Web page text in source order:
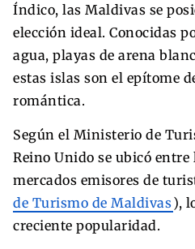
Índico, las Maldivas se
elección ideal. Conocidas
agua, playas de arena
estas islas son el epítome
romántica.
Según el Ministerio de
Reino Unido se ubicó
mercados emisores de
de Turismo de Maldivas),
creciente popularidad.